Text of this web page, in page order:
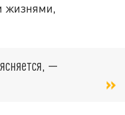
жизнями,
—